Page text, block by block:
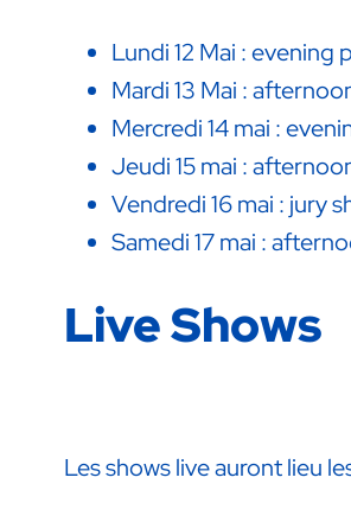
Lundi 12 Mai : evening
Mardi 13 Mai :
Mercredi 14 mai :
Jeudi 15 mai :
Vendredi 16 mai : jury
Samedi 17 mai :
Live Shows
Les shows live auront lieu